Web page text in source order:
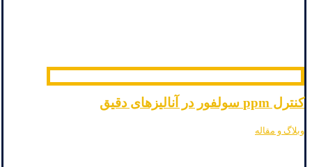
کنترل ppm سولفور در آنالیزهای دقیق
وبلاگ و مقاله